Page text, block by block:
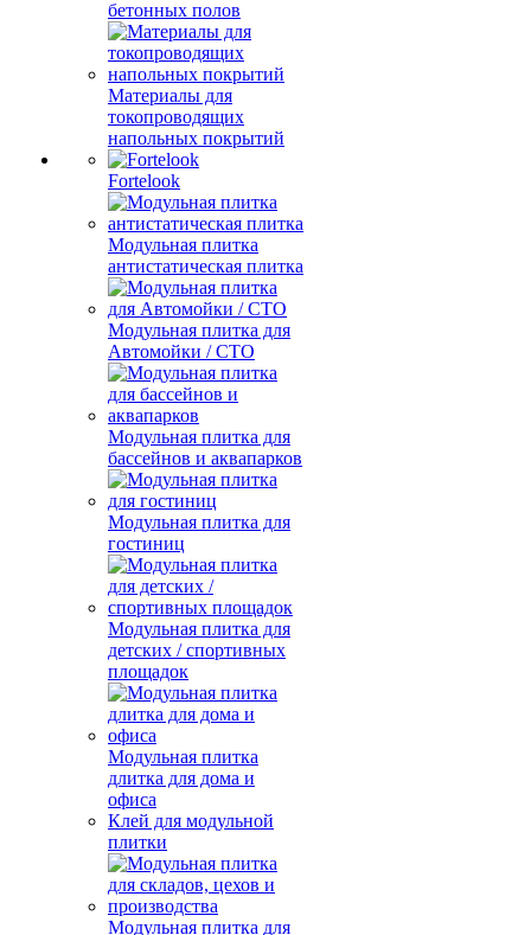
бетонных полов
Материалы для
токопроводящих
напольных покрытий
Fortelook
Модульная плитка
антистатическая плитка
Модульная плитка для
Автомойки / СТО
Модульная плитка для
бассейнов и аквапарков
Модульная плитка для
гостиниц
Модульная плитка для
детских / спортивных
площадок
Модульная плитка
длитка для дома и
офиса
Клей для модульной
плитки
Модульная плитка для